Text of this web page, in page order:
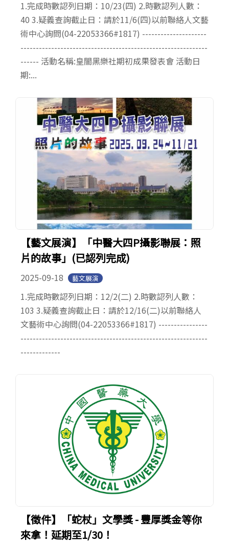
1.完成時數認列日期：10/23(四) 2.時數認列人數：
40 3.疑義查詢截止日：請於11/6(四)以前聯絡人文藝
術中心詢問(04-22053366#1817) ---------------------
-------------------------------------------------------------
------ 活動名稱:皇闇黑樂社期初成果發表會 活動日
期:...
【藝文展演】「中醫大四P攝影聯展：照
片的故事」(已認列完成)
2025-09-18 藝文展演
1.完成時數認列日期：12/2(二) 2.時數認列人數：
103 3.疑義查詢截止日：請於12/16(二)以前聯絡人
文藝術中心詢問(04-22053366#1817) ----------------
-------------------------------------------------------------
-------------
【徵件】「蛇杖」文學獎 - 豐厚獎金等你
來拿！延期至1/30！